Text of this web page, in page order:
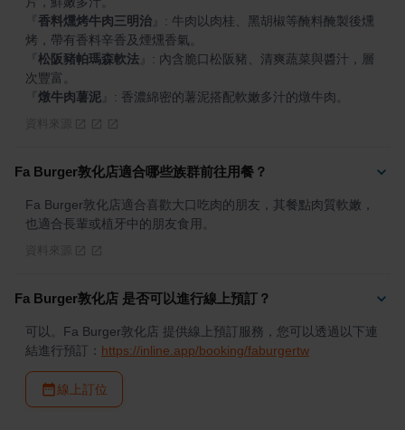
香料燻烤牛肉三明治
: 牛肉以肉桂、黑胡椒等醃料醃製後燻
松阪豬帕瑪森軟法
: 內含脆口松阪豬、清爽蔬菜與醬汁，層
燉牛肉薯泥 : 香濃綿密的薯泥搭配軟嫩多汁的燉牛肉。
Fa Burger敦化店適合哪些族群前往用餐？
Fa Burger敦化店適合喜歡大口吃肉的朋友，其餐點肉質軟嫩，
也適合長輩或植牙中的朋友食用。
Fa Burger敦化店 是否可以進行線上預訂？
可以。Fa Burger敦化店 提供線上預訂服務，您可以透過以下連
結進行預訂： https://inline.app/booking/faburgertw
線上訂位